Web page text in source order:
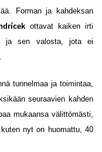
Forman ja kahdeksan
ottavat kaiken irti
ja sen valosta, jota ei
tunnelmaa ja toimintaa,
seuraavien kahden
mukaansa välittömästi,
nyt on huomattu, 40